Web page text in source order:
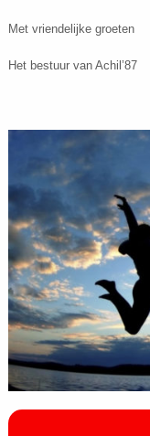
Met vriendelijke groeten
Het bestuur van Achil’87